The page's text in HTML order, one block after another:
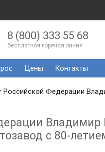
8 (800) 333 55 68
бесплатная горячая линия
Цены Контакты
Российской Федерации
Владимир
с 80-